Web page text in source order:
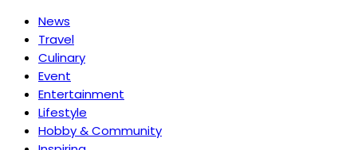
News
Travel
Culinary
Event
Entertainment
Lifestyle
Hobby & Community